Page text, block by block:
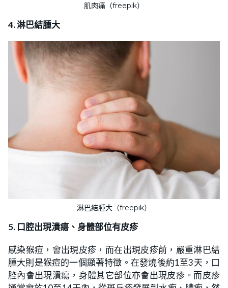
肌肉痛（freepik）
4. 淋巴結腫大
淋巴結腫大（freepik）
5. 口腔出現潰瘍、身體部位有皮疹
感染猴痘，會出現皮疹，而在出現皮疹前，嚴重淋巴結
腫大則是猴痘的一個顯著特徵。在發燒後約1至3天，口
腔內會出現潰瘍，身體其它部位亦會出現皮疹。而皮疹